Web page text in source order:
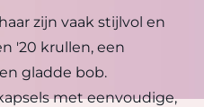
zijn vaak stijlvol en
'20 krullen, een
gladde bob.
met eenvoudige,